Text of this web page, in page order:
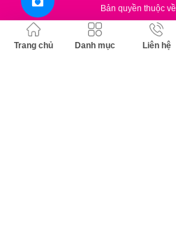
Trang chủ Danh mục Liên hệ
Bản quyền thuộc về